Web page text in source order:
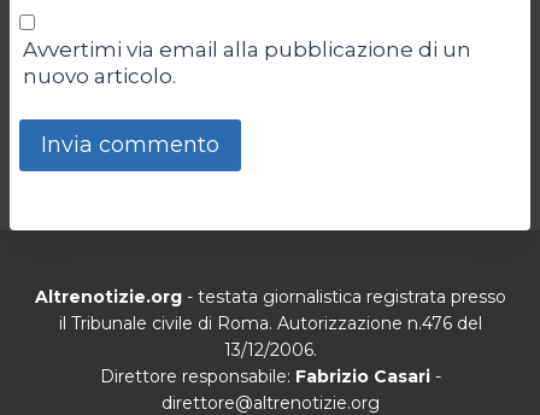
Avvertimi via email alla pubblicazione di un
nuovo articolo.
Altrenotizie.org- testata giornalistica registrata presso
il Tribunale civile di Roma. Autorizzazione n.476 del
13/12/2006.
Direttore responsabile: Fabrizio Casari-
direttore@altrenotizie.org